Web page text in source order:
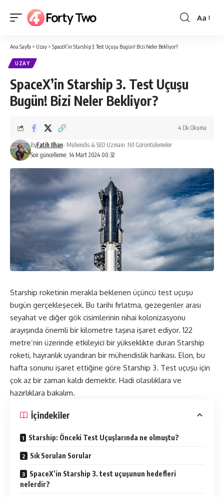
Yazı
Aa
Ana Sayfa > Uzay > SpaceX’in Starship 3. Test Uçuşu Bugün! Bizi Neler Bekliyor?
UZAY
SpaceX’in Starship 3. Test Uçuşu
Bugün! Bizi Neler Bekliyor?
Son güncelleme: 14 Mart 2024 00:32
ByFatih Ilhan- Mühendis & SEO Uzmanı 161 Görüntülemeler
4 Dk Okuma
Starship roketinin merakla beklenen üçüncü test uçuşu
bugün gerçekleşecek. Bu tarihi fırlatma, gezegenler arası
seyahat ve diğer gök cisimlerinin nihai kolonizasyonu
arayışında önemli bir kilometre taşına işaret ediyor. 122
metre’nin üzerinde etkileyici bir yükseklikte duran Starship
roketi, hayranlık uyandıran bir mühendislik harikası. Elon, bu
hafta sonunu işaret ettiğine göre Starship 3. Test uçuşu için
çok az bir zaman kaldı demektir. Hadi olasılıklara ve
hazırlıklara bakalım.
İçindekiler
Starship: Önceki Test Uçuşlarında ne olmuştu?
Sık Sorulan Sorular
SpaceX’in Starship 3. test uçuşunun hedefleri
nelerdir?